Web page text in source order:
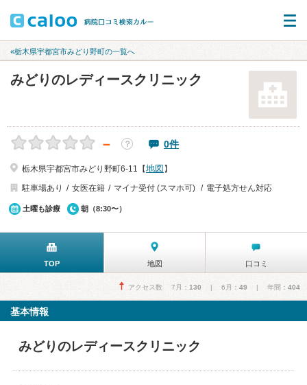
«栃木県宇都宮市みどり野町の一覧へ
みどりのレディースクリニック
－ ？ 0件
栃木県宇都宮市みどり野町6-11【地図 】
駐車場あり
女医在籍 マイナ受付 (スマホ可) 電子処方せん対応
土曜も診療 朝（8:30〜）
TOP 地図 口コミ
アクセス数 7月： 130 | 6月： 49 | 年間： 404
基本情報
みどりのレディースクリニック